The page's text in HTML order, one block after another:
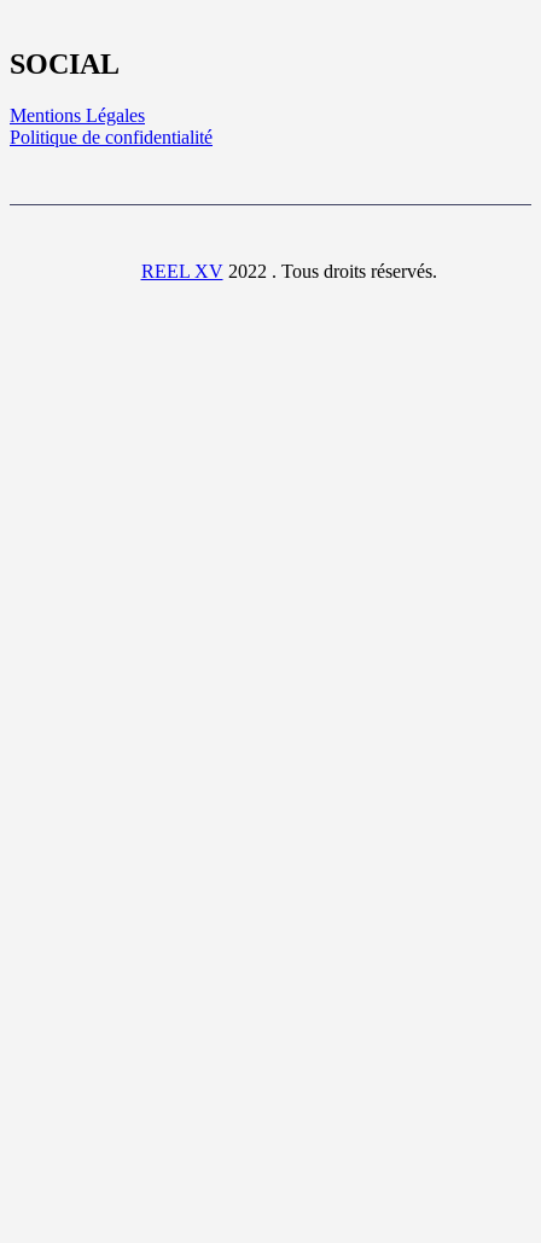
SOCIAL
Mentions Légales
Politique de confidentialité
REEL XV2022 . Tous droits réservés.